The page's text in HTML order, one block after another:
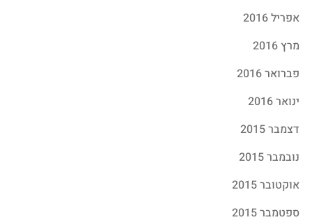
אפריל 2016
מרץ 2016
פברואר 2016
ינואר 2016
דצמבר 2015
נובמבר 2015
אוקטובר 2015
ספטמבר 2015